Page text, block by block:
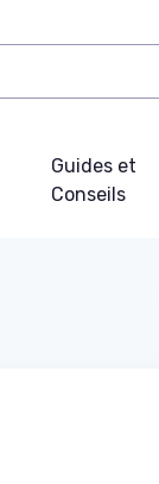
Guides et
Conseils